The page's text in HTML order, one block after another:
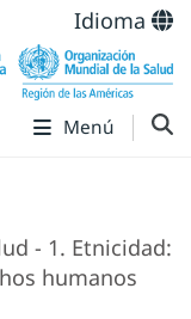
Idioma
Menú
- 1. Etnicidad:
humanos